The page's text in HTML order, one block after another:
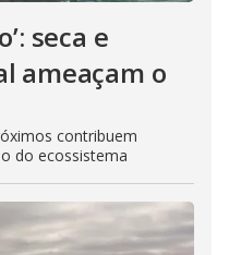
seca e
ameaçam o
contribuem
do ecossistema